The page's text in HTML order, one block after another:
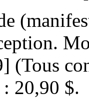
(Tous
20,90 $.